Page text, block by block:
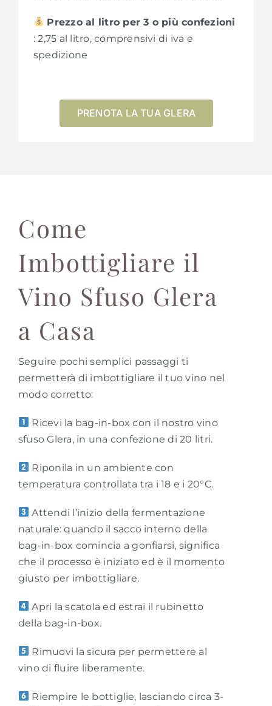
Prezzo al litro per 3 o più confezioni
: 2,75 al litro, comprensivi di iva e
spedizione
PRENOTA LA TUA GLERA
Come
Imbottigliare il
Vino Sfuso Glera
a Casa
Seguire pochi semplici passaggi ti
permetterà di imbottigliare il tuo vino nel
modo corretto:
Ricevi la bag-in-box con il nostro vino
sfuso Glera, in una confezione di 20 litri.
Riponila in un ambiente con
temperatura controllata tra i 18 e i 20°C.
Attendi l’inizio della fermentazione
naturale: quando il sacco interno della
bag-in-box comincia a gonfiarsi, significa
che il processo è iniziato ed è il momento
giusto per imbottigliare.
Apri la scatola ed estrai il rubinetto
della bag-in-box.
Rimuovi la sicura per permettere al
vino di fluire liberamente.
Riempire le bottiglie, lasciando circa 3-